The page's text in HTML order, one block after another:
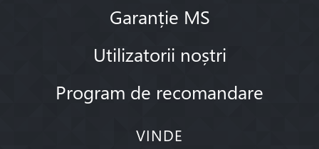
Garanție MS
Utilizatorii noștri
Program de recomandare
VINDE